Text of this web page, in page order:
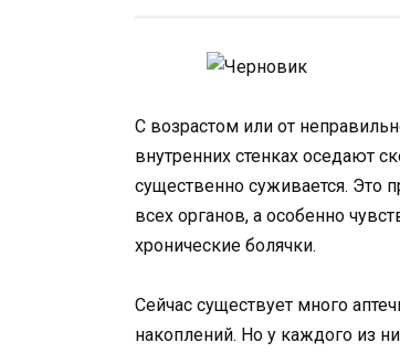
С возрастом или от
внутренних стенках оседают
существенно суживается.
всех органов, а особенно
хронические болячки.
Сейчас существует много
накоплений. Но у каждого из